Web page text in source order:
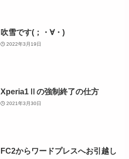
吹雪です(；・∀・)
2022年3月19日
Xperia1Ⅱの強制終了の仕方
2021年3月30日
FC2からワードプレスへお引越し